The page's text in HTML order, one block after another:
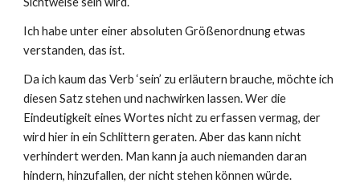
Ich habe unter einer absoluten Größenordnung etwas
verstanden, das ist.
Da ich kaum das Verb ‘sein’ zu erläutern brauche, möchte ich
diesen Satz stehen und nachwirken lassen. Wer die
Eindeutigkeit eines Wortes nicht zu erfassen vermag, der
wird hier in ein Schlittern geraten. Aber das kann nicht
verhindert werden. Man kann ja auch niemanden daran
hindern, hinzufallen, der nicht stehen können würde.